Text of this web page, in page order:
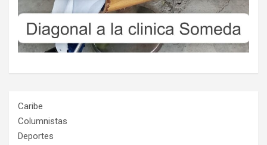
Caribe
Columnistas
Deportes